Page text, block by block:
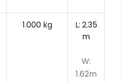
1.000 kg
L: 2.35
m
W:
1.62m